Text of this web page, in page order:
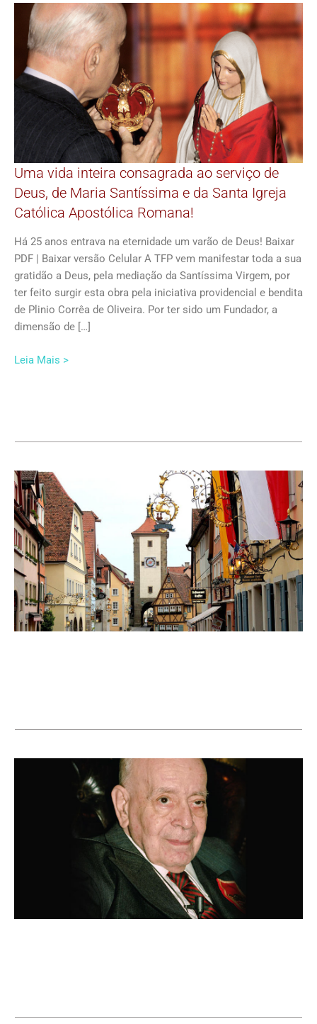
Uma vida inteira consagrada ao serviço de
Deus, de Maria Santíssima e da Santa Igreja
Católica Apostólica Romana!
Há 25 anos entrava na eternidade um varão de Deus! Baixar
PDF | Baixar versão Celular A TFP vem manifestar toda a sua
gratidão a Deus, pela mediação da Santíssima Virgem, por
ter feito surgir esta obra pela iniciativa providencial e bendita
de Plinio Corrêa de Oliveira. Por ter sido um Fundador, a
dimensão de […]
Leia Mais >